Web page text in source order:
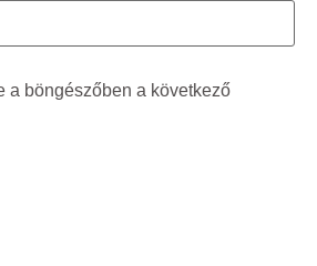
a böngészőben a következő